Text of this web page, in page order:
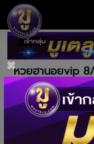
หวยฮานอยvip
ติด
คนไทยกำลังนิยมกับ ห
วันเวลาประมาณ19.00-
ผลออก ผลนั้นมาจากเว็บ
ผลพร้อมกัน หล
×